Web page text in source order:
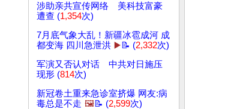
涉助亲共宣传网络 美科技富豪
遭查 (1,354次)
7月底气象大乱！新疆冰雹成河 成
都变海 四川急泄洪 ▶️📝 (2,332次)
军演又否认对话 中共对日施压
现形 (814次)
新冠卷土重来急诊室挤爆 网友:病
毒总是不走 🖼️📝 (2,599次)